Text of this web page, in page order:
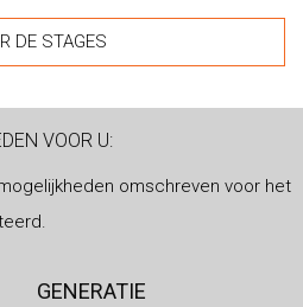
DE STAGES
VOOR U:
omschreven voor het
GENERATIE